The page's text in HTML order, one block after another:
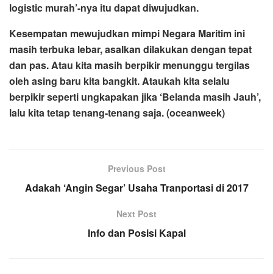
logistic murah’-nya itu dapat diwujudkan.
Kesempatan mewujudkan mimpi Negara Maritim ini
masih terbuka lebar, asalkan dilakukan dengan tepat
dan pas. Atau kita masih berpikir menunggu tergilas
oleh asing baru kita bangkit. Ataukah kita selalu
berpikir seperti ungkapakan jika ‘Belanda masih Jauh’,
lalu kita tetap tenang-tenang saja. (oceanweek)
Previous Post
Adakah ‘Angin Segar’ Usaha Tranportasi di 2017
Next Post
Info dan Posisi Kapal